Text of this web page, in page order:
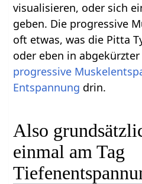
visualisieren, oder sich
geben. Die progressive
oft etwas, was die Pitta
oder eben in
progressive
Entspannung drin.
Also
einmal am Tag